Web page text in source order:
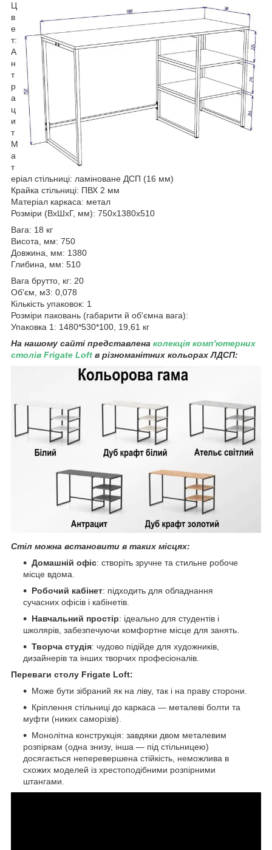
Ц
в
е
т:
А
н
т
р
а
ц
и
т
М
а
т
еріал стільниці: ламіноване ДСП (16 мм)
Крайка стільниці: ПВХ 2 мм
Матеріал каркаса: метал
Розміри (ВхШхГ, мм): 750х1380х510
Вага: 18 кг
Висота, мм: 750
Довжина, мм: 1380
Глибина, мм: 510
Вага брутто, кг: 20
Об'єм, м3: 0,078
Кількість упаковок: 1
Розміри паковань (габарити й об'ємна вага):
Упаковка 1: 1480*530*100, 19,61 кг
На нашому сайті представлена колекція комп'ютерних
столів Frigate Loft в різноманітних кольорах ЛДСП:
Стіл можна встановити в таких місцях:
Домашній офіс: створіть зручне та стильне робоче
місце вдома.
Робочий кабінет: підходить для обладнання
сучасних офісів і кабінетів.
Навчальний простір: ідеально для студентів і
школярів, забезпечуючи комфортне місце для занять.
Творча студія: чудово підійде для художників,
дизайнерів та інших творчих професіоналів.
Переваги столу Frigate Loft:
Може бути зібраний як на ліву, так і на праву сторони.
Кріплення стільниці до каркаса — металеві болти та
муфти (никих саморізів).
Монолітна конструкція: завдяки двом металевим
розпіркам (одна знизу, інша — під стільницею)
досягається неперевершена стійкість, неможлива в
схожих моделей із хрестоподібними розпірними
штангами.